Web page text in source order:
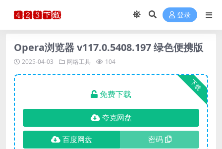
登录
Opera浏览器 v117.0.5408.197 绿色便携版
2025-04-03 网络工具 104
下载
免费下载
夸克网盘
百度网盘 密码